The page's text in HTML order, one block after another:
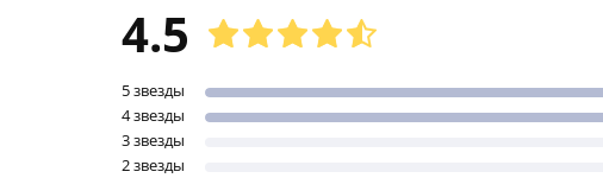
4.5
5 звезды
4 звезды
3 звезды
2 звезды